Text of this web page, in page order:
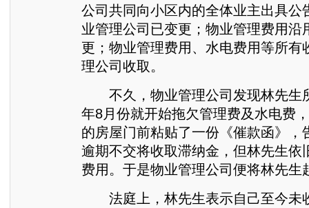
公司共同向小区内的全体业主出具公
业管理公司已变更；物业管理费用沿
更；物业管理费用、水电费用等所有
理公司收取。
不久，物业管理公司发现林先生
年8月份就开始拖欠管理费及水电费
的房屋门前粘贴了一份《催款函》，
逾期不交将收取滞纳金，但林先生依
费用。于是物业管理公司便将林先生
法庭上，林先生表示自己至今未